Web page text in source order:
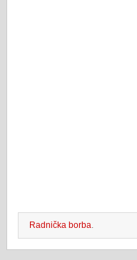
Radnička borba.